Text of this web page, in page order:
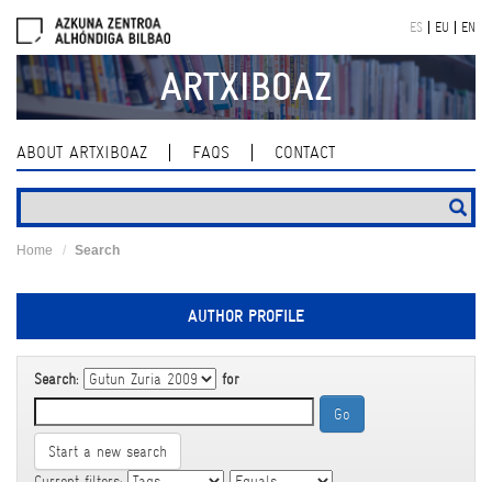
navigation
ES EU EN
ARTXIBOAZ
ABOUT ARTXIBOAZ FAQS CONTACT
Home Search
AUTHOR PROFILE
Search: for
Start a new search